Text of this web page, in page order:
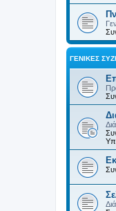
ΓΕΝΙΚΈΣ